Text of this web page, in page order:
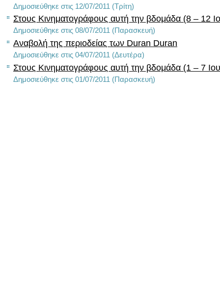
Δημοσιεύθηκε στις 12/07/2011 (Τρίτη)
Στους Κινηματογράφους αυτή την βδομάδα (8 – 12
Δημοσιεύθηκε στις 08/07/2011 (Παρασκευή)
Αναβολή της περιοδείας των Duran Duran
Δημοσιεύθηκε στις 04/07/2011 (Δευτέρα)
Στους Κινηματογράφους αυτή την βδομάδα (1 – 7
Δημοσιεύθηκε στις 01/07/2011 (Παρασκευή)